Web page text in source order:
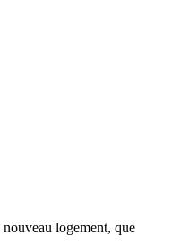
logement, que